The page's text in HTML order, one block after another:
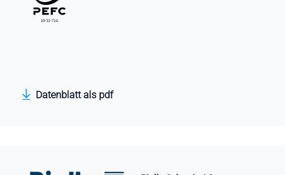
Datenblatt als pdf